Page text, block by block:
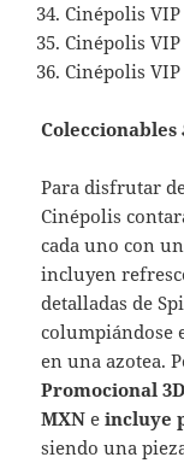
Cinépolis
Cinépolis
Cinépolis
Coleccionables
Para disfrutar
Cinépolis
cada uno con
incluyen
detalladas de
columpiándose
en una azotea.
Promocional 3D
MXN eincluye
siendo una